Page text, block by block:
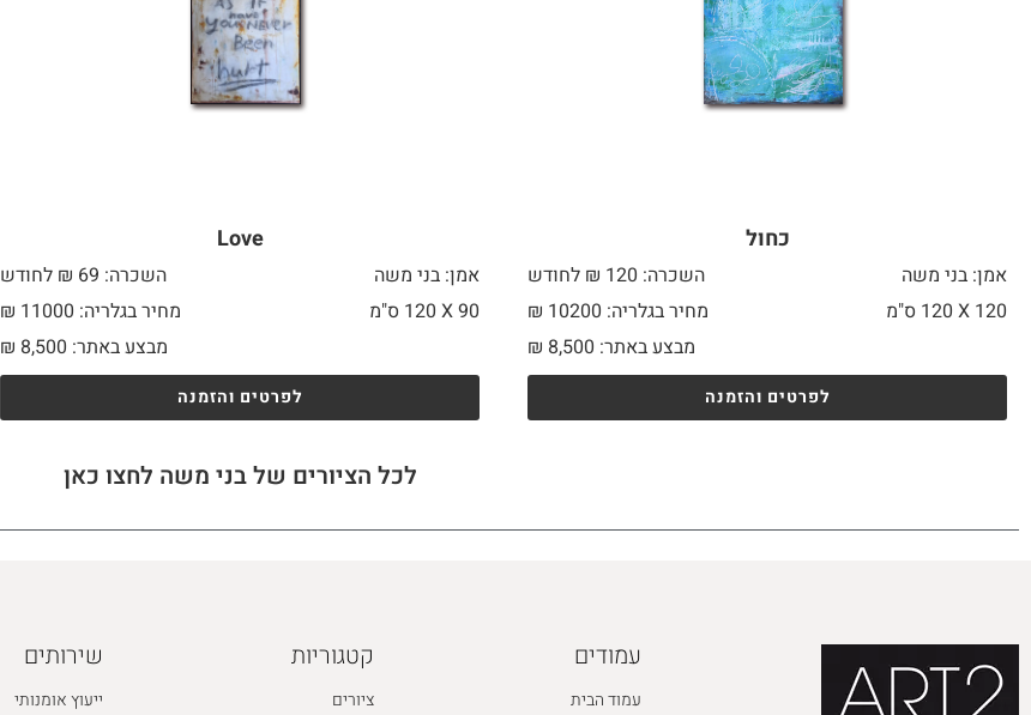
כחול
אמן: בני משה
השכרה: 120 ₪ לחודש
120 X
מחיר בגלריה: 10200 ₪
מבצע באתר:
₪ 8,500
לפרטים והזמנה
Love
אמן: בני משה
השכרה: 69 ₪ לחודש
90 X
מחיר בגלריה: 11000 ₪
מבצע באתר:
₪ 8,500
לפרטים והזמנה
לכל הציורים של בני משה לחצו כאן
עמודים
עמוד הבית
קטגוריות
ציורים
שירותים
ייעוץ אומנותי